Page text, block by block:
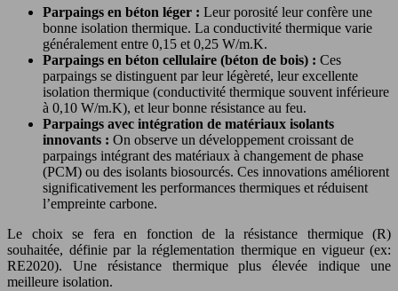
Parpaings en béton léger : Leur porosité leur confère une
bonne isolation thermique. La conductivité thermique varie
généralement entre 0,15 et 0,25 W/m.K.
Parpaings en béton cellulaire (béton de bois) : Ces
parpaings se distinguent par leur légèreté, leur excellente
isolation thermique (conductivité thermique souvent inférieure
à 0,10 W/m.K), et leur bonne résistance au feu.
Parpaings avec intégration de matériaux isolants
innovants : On observe un développement croissant de
parpaings intégrant des matériaux à changement de phase
(PCM) ou des isolants biosourcés. Ces innovations améliorent
significativement les performances thermiques et réduisent
l’empreinte carbone.
Le choix se fera en fonction de la résistance thermique (R)
souhaitée, définie par la réglementation thermique en vigueur (ex:
RE2020). Une résistance thermique plus élevée indique une
meilleure isolation.